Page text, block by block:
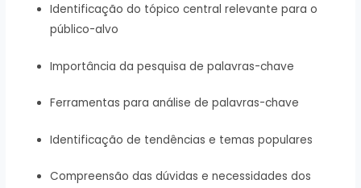
Identificação do tópico central relevante para o
público-alvo
Importância da pesquisa de palavras-chave
Ferramentas para análise de palavras-chave
Identificação de tendências e temas populares
Compreensão das dúvidas e necessidades dos